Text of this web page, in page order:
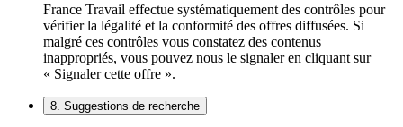
France Travail effectue systématiquement des contrôles pour
vérifier la légalité et la conformité des offres diffusées. Si
malgré ces contrôles vous constatez des contenus
inappropriés, vous pouvez nous le signaler en cliquant sur
« Signaler cette offre ».
8. Suggestions de recherche